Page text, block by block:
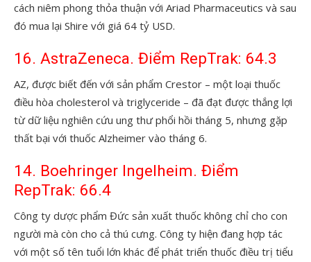
cách niêm phong thỏa thuận với Ariad Pharmaceutics và sau
đó mua lại Shire với giá 64 tỷ USD.
16. AstraZeneca. Điểm RepTrak: 64.3
AZ, được biết đến với sản phẩm Crestor – một loại thuốc
điều hòa cholesterol và triglyceride – đã đạt được thắng lợi
từ dữ liệu nghiên cứu ung thư phổi hồi tháng 5, nhưng gặp
thất bại với thuốc Alzheimer vào tháng 6.
14. Boehringer Ingelheim. Điểm
RepTrak: 66.4
Công ty dược phẩm Đức sản xuất thuốc không chỉ cho con
người mà còn cho cả thú cưng. Công ty hiện đang hợp tác
với một số tên tuổi lớn khác để phát triển thuốc điều trị tiểu